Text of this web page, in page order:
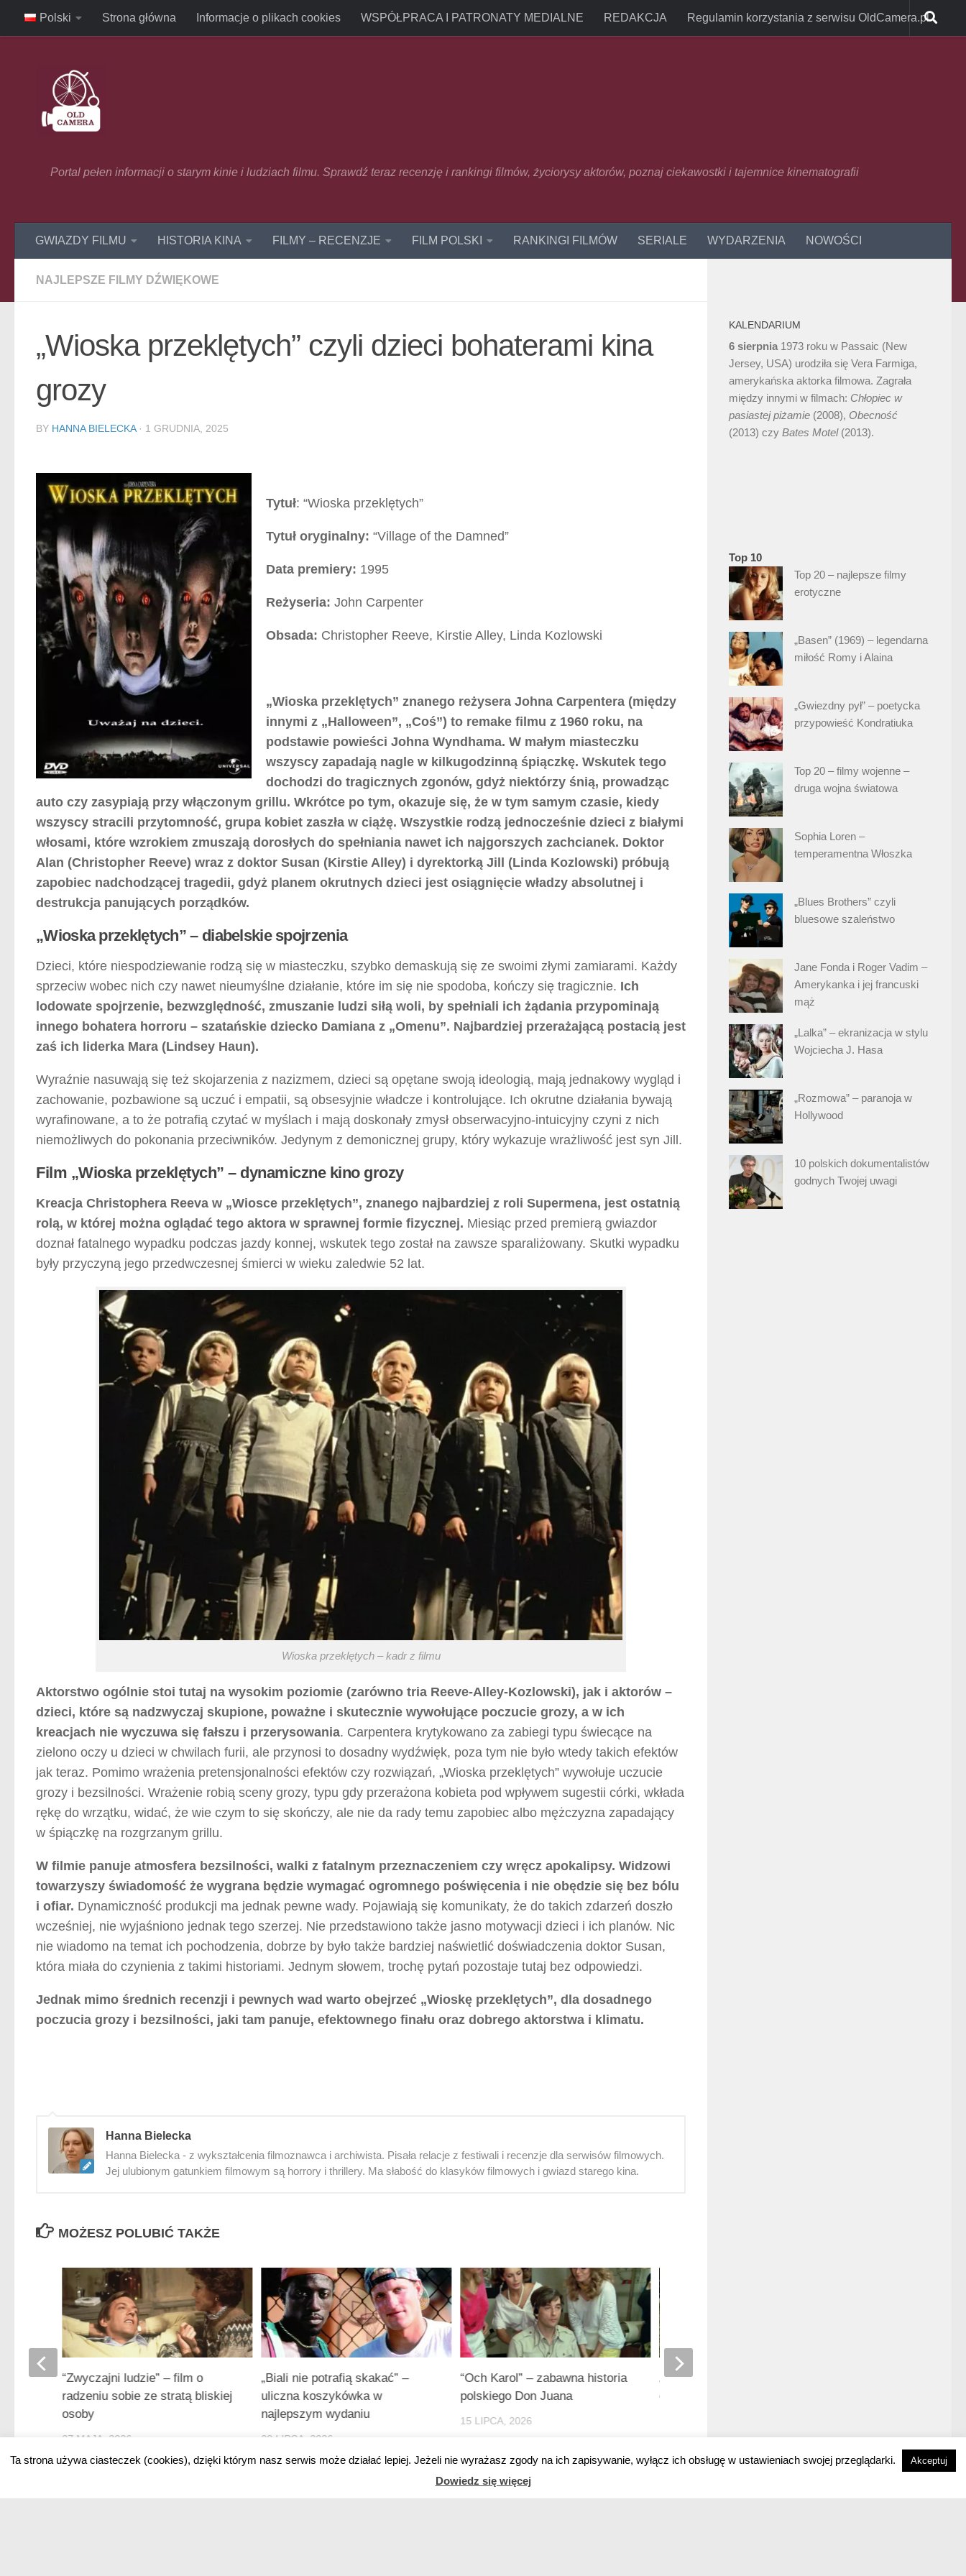
Skip to content
Polski Strona główna Informacje o plikach cookies WSPÓŁPRACA I PATRONATY MEDIALNE REDAKCJA Regulamin korzystania z serwisu OldCamera.pl
Portal pełen informacji o starym kinie i ludziach filmu. Sprawdź teraz recenzję i rankingi filmów, życiorysy aktorów, poznaj ciekawostki i tajemnice kinematografii
GWIAZDY FILMU HISTORIA KINA FILMY – RECENZJE FILM POLSKI RANKINGI FILMÓW SERIALE WYDARZENIA NOWOŚCI
NAJLEPSZE FILMY DŹWIĘKOWE
„Wioska przeklętych” czyli dzieci bohaterami kina
grozy
BY HANNA BIELECKA · 1 GRUDNIA, 2025
Tytuł: “Wioska przeklętych”
Tytuł oryginalny: “Village of the Damned”
Data premiery: 1995
Reżyseria: John Carpenter
Obsada: Christopher Reeve, Kirstie Alley, Linda Kozlowski
„Wioska przeklętych” znanego reżysera Johna Carpentera (między
innymi z „Halloween”, „Coś”) to remake filmu z 1960 roku, na
podstawie powieści Johna Wyndhama. W małym miasteczku
wszyscy zapadają nagle w kilkugodzinną śpiączkę. Wskutek tego
dochodzi do tragicznych zgonów, gdyż niektórzy śnią, prowadząc
auto czy zasypiają przy włączonym grillu. Wkrótce po tym, okazuje się, że w tym samym czasie, kiedy
wszyscy stracili przytomność, grupa kobiet zaszła w ciążę. Wszystkie rodzą jednocześnie dzieci z białymi
włosami, które wzrokiem zmuszają dorosłych do spełniania nawet ich najgorszych zachcianek. Doktor
Alan (Christopher Reeve) wraz z doktor Susan (Kirstie Alley) i dyrektorką Jill (Linda Kozlowski) próbują
zapobiec nadchodzącej tragedii, gdyż planem okrutnych dzieci jest osiągnięcie władzy absolutnej i
destrukcja panujących porządków.
„Wioska przeklętych” – diabelskie spojrzenia
Dzieci, które niespodziewanie rodzą się w miasteczku, szybko demaskują się ze swoimi złymi zamiarami. Każdy
sprzeciw wobec nich czy nawet nieumyślne działanie, które im się nie spodoba, kończy się tragicznie. Ich
lodowate spojrzenie, bezwzględność, zmuszanie ludzi siłą woli, by spełniali ich żądania przypominają
innego bohatera horroru – szatańskie dziecko Damiana z „Omenu”. Najbardziej przerażającą postacią jest
zaś ich liderka Mara (Lindsey Haun).
Wyraźnie nasuwają się też skojarzenia z nazizmem, dzieci są opętane swoją ideologią, mają jednakowy wygląd i
zachowanie, pozbawione są uczuć i empatii, są obsesyjnie władcze i kontrolujące. Ich okrutne działania bywają
wyrafinowane, a to że potrafią czytać w myślach i mają doskonały zmysł obserwacyjno-intuicyjny czyni z nich
niemożliwych do pokonania przeciwników. Jedynym z demonicznej grupy, który wykazuje wrażliwość jest syn Jill.
Film „Wioska przeklętych” – dynamiczne kino grozy
Kreacja Christophera Reeva w „Wiosce przeklętych”, znanego najbardziej z roli Supermena, jest ostatnią
rolą, w której można oglądać tego aktora w sprawnej formie fizycznej. Miesiąc przed premierą gwiazdor
doznał fatalnego wypadku podczas jazdy konnej, wskutek tego został na zawsze sparaliżowany. Skutki wypadku
były przyczyną jego przedwczesnej śmierci w wieku zaledwie 52 lat.
Wioska przeklętych – kadr z filmu
Aktorstwo ogólnie stoi tutaj na wysokim poziomie (zarówno tria Reeve-Alley-Kozlowski), jak i aktorów –
dzieci, które są nadzwyczaj skupione, poważne i skutecznie wywołujące poczucie grozy, a w ich
kreacjach nie wyczuwa się fałszu i przerysowania. Carpentera krytykowano za zabiegi typu świecące na
zielono oczy u dzieci w chwilach furii, ale przynosi to dosadny wydźwięk, poza tym nie było wtedy takich efektów
jak teraz. Pomimo wrażenia pretensjonalności efektów czy rozwiązań, „Wioska przeklętych” wywołuje uczucie
grozy i bezsilności. Wrażenie robią sceny grozy, typu gdy przerażona kobieta pod wpływem sugestii córki, wkłada
rękę do wrzątku, widać, że wie czym to się skończy, ale nie da rady temu zapobiec albo mężczyzna zapadający
w śpiączkę na rozgrzanym grillu.
W filmie panuje atmosfera bezsilności, walki z fatalnym przeznaczeniem czy wręcz apokalipsy. Widzowi
towarzyszy świadomość że wygrana będzie wymagać ogromnego poświęcenia i nie obędzie się bez bólu
i ofiar. Dynamiczność produkcji ma jednak pewne wady. Pojawiają się komunikaty, że do takich zdarzeń doszło
wcześniej, nie wyjaśniono jednak tego szerzej. Nie przedstawiono także jasno motywacji dzieci i ich planów. Nic
nie wiadomo na temat ich pochodzenia, dobrze by było także bardziej naświetlić doświadczenia doktor Susan,
która miała do czynienia z takimi historiami. Jednym słowem, trochę pytań pozostaje tutaj bez odpowiedzi.
Jednak mimo średnich recenzji i pewnych wad warto obejrzeć „Wioskę przeklętych”, dla dosadnego
poczucia grozy i bezsilności, jaki tam panuje, efektownego finału oraz dobrego aktorstwa i klimatu.
Hanna Bielecka
Hanna Bielecka - z wykształcenia filmoznawca i archiwista. Pisała relacje z festiwali i recenzje dla serwisów filmowych.
Jej ulubionym gatunkiem filmowym są horrory i thrillery. Ma słabość do klasyków filmowych i gwiazd starego kina.
MOŻESZ POLUBIĆ TAKŻE
„Biali nie potrafią skakać” –
uliczna koszykówka w
najlepszym wydaniu
28 LIPCA, 2026
“Och Karol” – zabawna historia
polskiego Don Juana
15 LIPCA, 2026
„Lolly-Madonna XXX” –
dziewczyna znikąd
“Zwyczajni ludzie” – film o
radzeniu sobie ze stratą bliskiej
osoby
27 MAJA, 2026
KALENDARIUM
6 sierpnia 1973 roku w Passaic (New
Jersey, USA) urodziła się Vera Farmiga,
amerykańska aktorka filmowa. Zagrała
między innymi w filmach: Chłopiec w
pasiastej piżamie (2008), Obecność
(2013) czy Bates Motel(2013).
Top 10
Top 20 – najlepsze filmy
erotyczne
„Basen” (1969) – legendarna
miłość Romy i Alaina
„Gwiezdny pył” – poetycka
przypowieść Kondratiuka
Top 20 – filmy wojenne –
druga wojna światowa
Sophia Loren –
temperamentna Włoszka
„Blues Brothers” czyli
bluesowe szaleństwo
Jane Fonda i Roger Vadim –
Amerykanka i jej francuski
mąż
„Lalka” – ekranizacja w stylu
Wojciecha J. Hasa
„Rozmowa” – paranoja w
Hollywood
10 polskich dokumentalistów
godnych Twojej uwagi
Ta strona używa ciasteczek (cookies), dzięki którym nasz serwis może działać lepiej. Jeżeli nie wyrażasz zgody na ich zapisywanie, wyłącz ich obsługę w ustawieniach swojej przeglądarki. Akceptuj
Dowiedz się więcej